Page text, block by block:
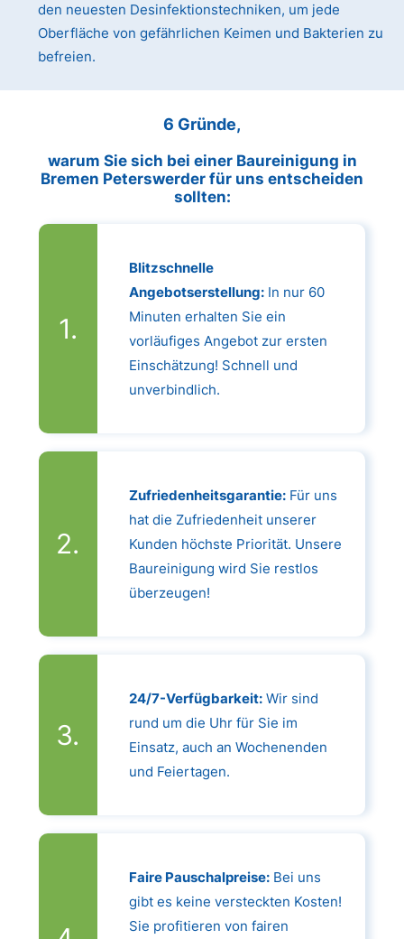
den neuesten Desinfektionstechniken, um jede
Oberfläche von gefährlichen Keimen und Bakterien zu
befreien.
6 Gründe,
warum Sie sich bei einer Baureinigung in
Bremen Peterswerder für uns entscheiden
sollten:
Blitzschnelle
Angebotserstellung:In nur 60
Minuten erhalten Sie ein
vorläufiges Angebot zur ersten
Einschätzung! Schnell und
unverbindlich.
Zufriedenheitsgarantie:Für uns
hat die Zufriedenheit unserer
Kunden höchste Priorität. Unsere
Baureinigung wird Sie restlos
überzeugen!
24/7-Verfügbarkeit:Wir sind
rund um die Uhr für Sie im
Einsatz, auch an Wochenenden
und Feiertagen.
Faire Pauschalpreise:Bei uns
gibt es keine versteckten Kosten!
Sie profitieren von fairen